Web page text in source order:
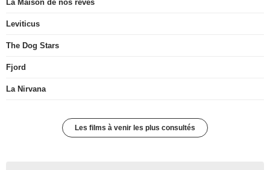
La Maison de nos rêves
Leviticus
The Dog Stars
Fjord
La Nirvana
Les films à venir les plus consultés